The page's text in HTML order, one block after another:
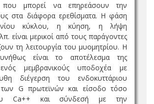
που μπορεί να επηρεάσουν την
στα διάφορα ερεθίσματα. Η φάση
κύκλου, η κύηση, η λήψη
είναι μερικοί από τους παράγοντες
τη λειτουργία του μυομητρίου. Η
είναι το αποτέλεσμα της
μεμβρανικούς υποδοχέα με
διέγερση του ενδοκυττάριου
των G πρωτεϊνών και είσοδο τόσο
Ca++ και σύνδεσή με την